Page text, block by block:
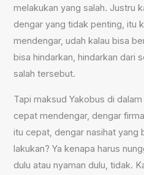
melakukan yang salah. Justru
dengar yang tidak penting, itu
mendengar, udah kalau bisa
bisa hindarkan, hindarkan dari
salah tersebut.
Tapi maksud Yakobus di
cepat mendengar, dengar
itu cepat, dengar nasihat yang
lakukan? Ya kenapa harus
dulu atau nyaman dulu, tidak.